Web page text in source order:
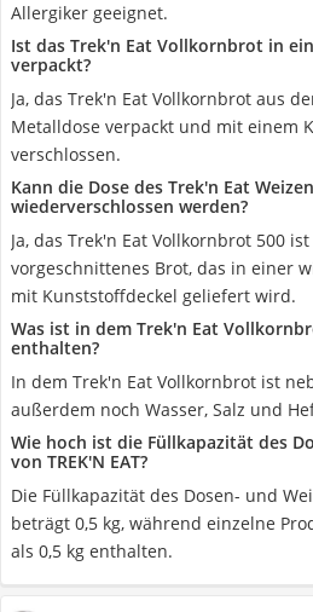
Allergiker geeignet.
Ist das Trek'n Eat Vollkornbrot in
verpackt?
Ja, das Trek'n Eat Vollkornbrot aus
Metalldose verpackt und mit einem
verschlossen.
Kann die Dose des Trek'n Eat
wiederverschlossen werden?
Ja, das Trek'n Eat Vollkornbrot 500
vorgeschnittenes Brot, das in einer
mit Kunststoffdeckel geliefert wird.
Was ist in dem Trek'n Eat
enthalten?
In dem Trek'n Eat Vollkornbrot ist
außerdem noch Wasser, Salz und
Wie hoch ist die Füllkapazität des
von TREK'N EAT?
Die Füllkapazität des Dosen- und
beträgt 0,5 kg, während einzelne
als 0,5 kg enthalten.